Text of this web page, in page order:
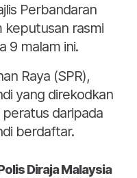
Perbandaran
keputusan rasmi
9 malam ini.
Raya (SPR),
yang direkodkan
daripada
berdaftar.
Diraja Malaysia